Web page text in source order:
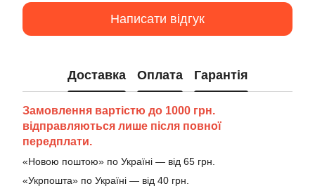
Написати відгук
Доставка Оплата Гарантія
Замовлення вартістю до 1000 грн.
відправляються лише після повної
передплати.
«Новою поштою» по Україні — від 65 грн.
«Укрпошта» по Україні — від 40 грн.